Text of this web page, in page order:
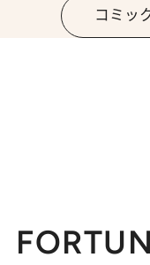
コミッ